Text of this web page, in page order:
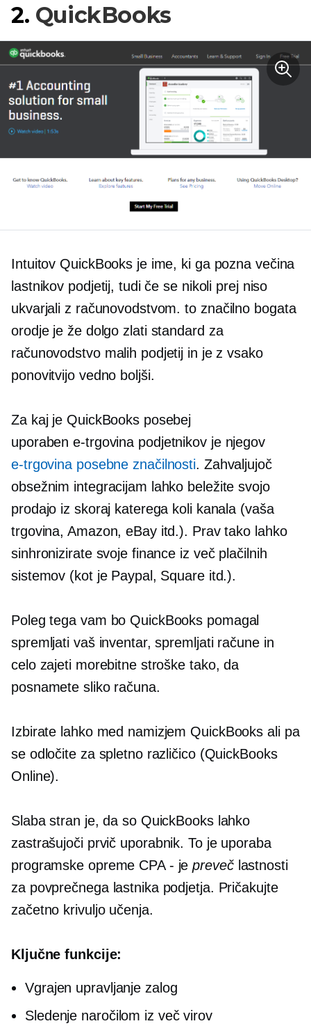
2. QuickBooks
Intuitov QuickBooks je ime, ki ga pozna večina
lastnikov podjetij, tudi če se nikoli prej niso
ukvarjali z računovodstvom. to značilno bogata
orodje je že dolgo zlati standard za
računovodstvo malih podjetij in je z vsako
ponovitvijo vedno boljši.
Za kaj je QuickBooks posebej
uporabene-trgovina podjetnikov je njegov
e-trgovina posebne značilnosti. Zahvaljujoč
obsežnim integracijam lahko beležite svojo
prodajo iz skoraj katerega koli kanala (vaša
trgovina, Amazon, eBay itd.). Prav tako lahko
sinhronizirate svoje finance iz več plačilnih
sistemov (kot je Paypal, Square itd.).
Poleg tega vam bo QuickBooks pomagal
spremljati vaš inventar, spremljati račune in
celo zajeti morebitne stroške tako, da
posnamete sliko računa.
Izbirate lahko med namizjem QuickBooks ali pa
se odločite za spletno različico (QuickBooks
Online).
Slaba stran je, da so QuickBooks lahko
zastrašujoči prvič uporabnik. To je uporaba
programske opreme CPA - jepreveč lastnosti
za povprečnega lastnika podjetja. Pričakujte
začetno krivuljo učenja.
Ključne funkcije:
Vgrajen upravljanje zalog
Sledenje naročilom iz več virov